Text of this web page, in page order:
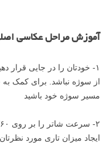
آموزش مراحل عکاسی
۱- خودتان را در جایی قرار
از سوژه نباشد. برای کمک به
مسیر سوژه خود باشید
ایجاد میزان تاری مورد